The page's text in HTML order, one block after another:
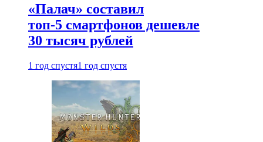
«Палач» составил
топ-5 смартфонов дешевле
30 тысяч рублей
1 год спустя1 год спустя